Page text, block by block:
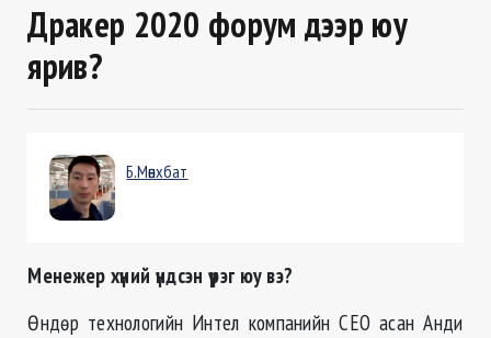
Дракер 2020 форум дээр юу
ярив?
Б.Мөнхбат
Менежер хүний үндсэн үүрэг юу вэ?
Өндөр технологийн Интел компанийн CEO асан Анди